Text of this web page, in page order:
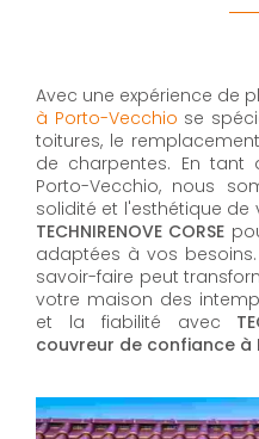
Avec une expérience de
à Porto-Vecchio se
toitures, le
de charpentes. En tant
Porto-Vecchio, nous
solidité et l'esthétique de
TECHNIRENOVE CORSE
adaptées à vos
savoir-faire peut
votre maison des
et la fiabilité avec
couvreur de confiance à